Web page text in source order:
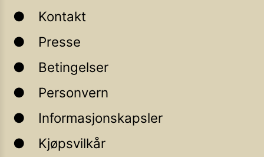
Kontakt
Presse
Betingelser
Personvern
Informasjonskapsler
Kjøpsvilkår